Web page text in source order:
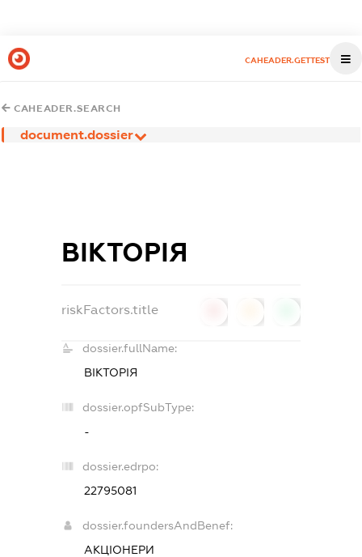
CAHEADER.GETTEST
CAHEADER.SEARCH
document.dossier
ВІКТОРІЯ
riskFactors.title
dossier.fullName:
ВІКТОРІЯ
dossier.opfSubType:
-
dossier.edrpo:
22795081
dossier.foundersAndBenef:
АКЦІОНЕРИ